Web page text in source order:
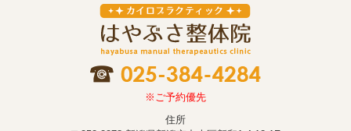
※ご予約優先
住所